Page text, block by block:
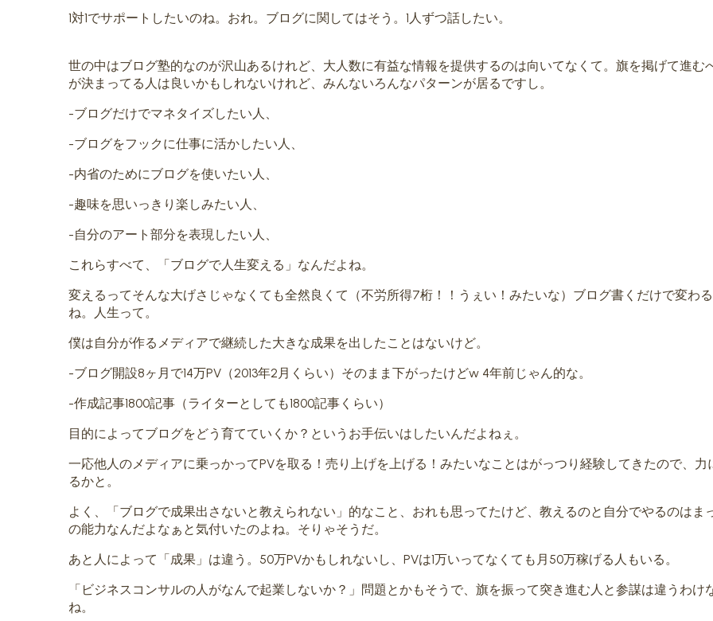
1対1でサポートしたいのね。おれ。ブログに関してはそう。1人ずつ話したい。
世の中はブログ塾的なのが沢山あるけれど、大人数に有益な情報を提供するのは向いてなくて。旗を掲げて進む
が決まってる人は良いかもしれないけれど、みんないろんなパターンが居るですし。
-ブログだけでマネタイズしたい人、
-ブログをフックに仕事に活かしたい人、
-内省のためにブログを使いたい人、
-趣味を思いっきり楽しみたい人、
-自分のアート部分を表現したい人、
これらすべて、「ブログで人生変える」なんだよね。
変えるってそんな大げさじゃなくても全然良くて（不労所得7桁！！うぇい！みたいな）ブログ書くだけで変わ
ね。人生って。
僕は自分が作るメディアで継続した大きな成果を出したことはないけど。
-ブログ開設8ヶ月で14万PV（2013年2月くらい）そのまま下がったけどw 4年前じゃん的な。
-作成記事1800記事（ライターとしても1800記事くらい）
目的によってブログをどう育てていくか？というお手伝いはしたいんだよねぇ。
一応他人のメディアに乗っかってPVを取る！売り上げを上げる！みたいなことはがっつり経験してきたので、力
るかと。
よく、「ブログで成果出さないと教えられない」的なこと、おれも思ってたけど、教えるのと自分でやるのはま
の能力なんだよなぁと気付いたのよね。そりゃそうだ。
あと人によって「成果」は違う。50万PVかもしれないし、PVは1万いってなくても月50万稼げる人もいる。
「ビジネスコンサルの人がなんで起業しないか？」問題とかもそうで、旗を振って突き進む人と参謀は違うわけ
ね。